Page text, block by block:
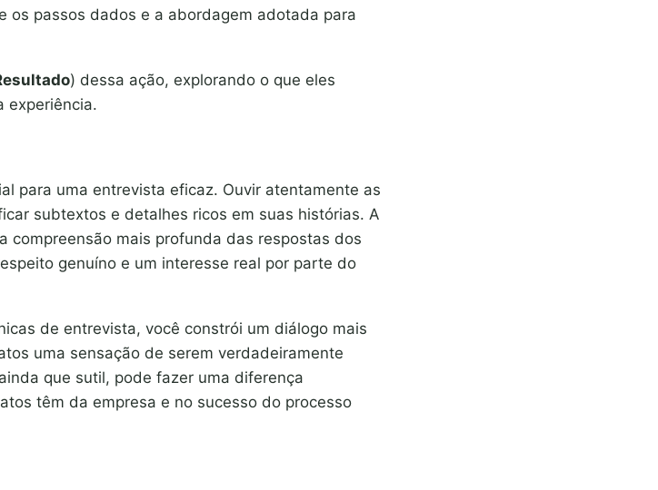
os passos dados e a abordagem adotada para
) dessa ação, explorando o que eles
experiência.
para uma entrevista eficaz. Ouvir atentamente as
subtextos e detalhes ricos em suas histórias. A
compreensão mais profunda das respostas dos
genuíno e um interesse real por parte do
de entrevista, você constrói um diálogo mais
uma sensação de serem verdadeiramente
que sutil, pode fazer uma diferença
têm da empresa e no sucesso do processo